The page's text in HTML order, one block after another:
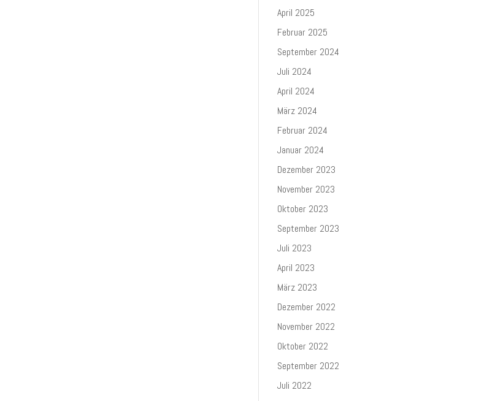
April 2025
Februar 2025
September 2024
Juli 2024
April 2024
März 2024
Februar 2024
Januar 2024
Dezember 2023
November 2023
Oktober 2023
September 2023
Juli 2023
April 2023
März 2023
Dezember 2022
November 2022
Oktober 2022
September 2022
Juli 2022